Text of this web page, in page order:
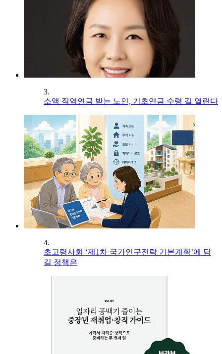
3.
소액 직역연금 받는 노인, 기초연금 수령 길 열린다
4.
초고령사회 ‘제1차 국가인구전략 기본계획’에 담
길 정책은